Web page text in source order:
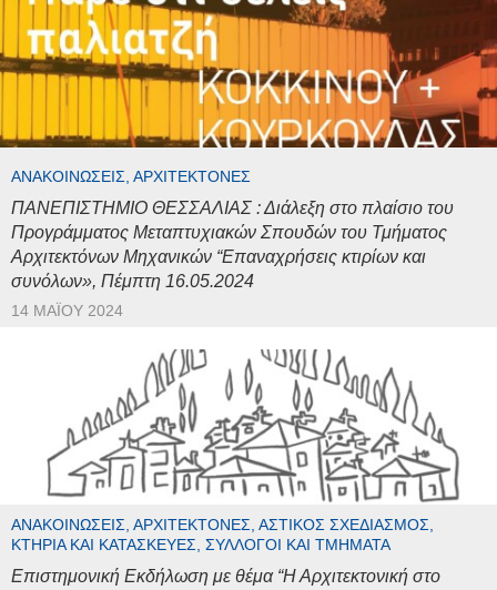
ΑΝΑΚΟΙΝΏΣΕΙΣ, ΑΡΧΙΤΈΚΤΟΝΕΣ
ΠΑΝΕΠΙΣΤΗΜΙΟ ΘΕΣΣΑΛΙΑΣ : Διάλεξη στο πλαίσιο του
Προγράμματος Μεταπτυχιακών Σπουδών του Τμήματος
Αρχιτεκτόνων Μηχανικών “Επαναχρήσεις κτιρίων και
συνόλων», Πέμπτη 16.05.2024
14 ΜΑΪ́ΟΥ 2024
ΑΝΑΚΟΙΝΏΣΕΙΣ, ΑΡΧΙΤΈΚΤΟΝΕΣ, ΑΣΤΙΚΌΣ ΣΧΕΔΙΑΣΜΌΣ,
ΚΤΉΡΙΑ ΚΑΙ ΚΑΤΑΣΚΕΥΈΣ, ΣΎΛΛΟΓΟΙ ΚΑΙ ΤΜΉΜΑΤΑ
Επιστημονική Εκδήλωση με θέμα “Η Αρχιτεκτονική στο